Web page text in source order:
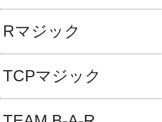
Rマジック
TCPマジック